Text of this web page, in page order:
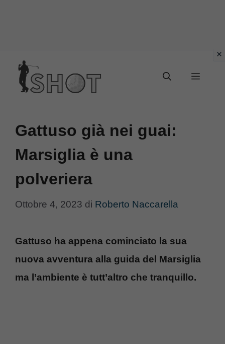
contenuto
Menu
Gattuso già nei guai:
Marsiglia è una
polveriera
Ottobre 4, 2023 di Roberto Naccarella
Gattuso ha appena cominciato la sua
nuova avventura alla guida del Marsiglia
ma l’ambiente è tutt’altro che tranquillo.